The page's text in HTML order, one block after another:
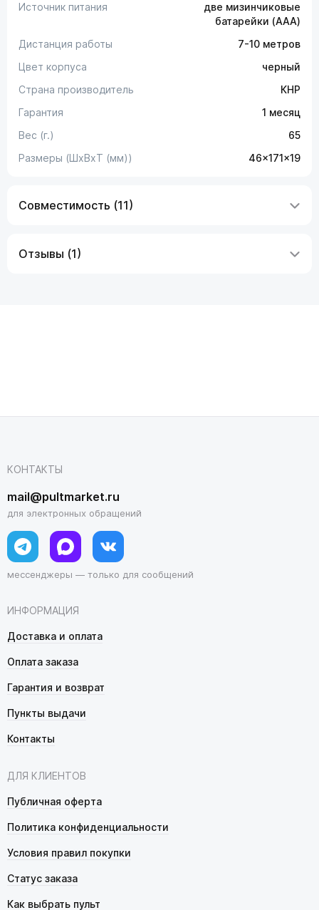
Источник питания
две мизинчиковые
батарейки (AAA)
Дистанция работы
7-10 метров
Цвет корпуса
черный
Страна производитель
КНР
Гарантия
1 месяц
Вес (г.)
65
Размеры (ШxВxТ (мм))
46x171x19
Совместимость (11)
Отзывы (1)
ИНФОРМАЦИЯ
Доставка и оплата
Оплата заказа
Гарантия и возврат
Пункты выдачи
Контакты
ДЛЯ КЛИЕНТОВ
Публичная оферта
Политика конфиденциальности
Условия правил покупки
Статус заказа
Как выбрать пульт
КОНТАКТЫ
mail@pultmarket.ru
для электронных обращений
мессенджеры — только для сообщений